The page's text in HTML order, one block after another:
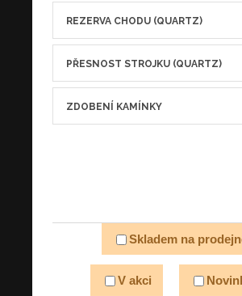
REZERVA CHODU (QUARTZ)
PŘESNOST STROJKU (QUARTZ)
ZDOBENÍ KAMÍNKY
Skladem na
V akci